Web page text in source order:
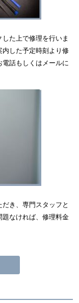
た上で修理を行いま
した予定時刻より修
話もしくはメールに
き、専門スタッフと
なければ、修理料金